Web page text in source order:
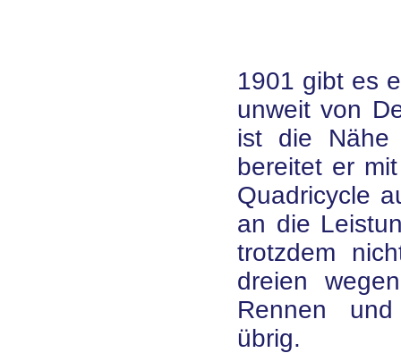
1901 gibt es
unweit von
ist die
bereitet er
Quadricycle
an die
trotzdem
dreien
Rennen
übrig.